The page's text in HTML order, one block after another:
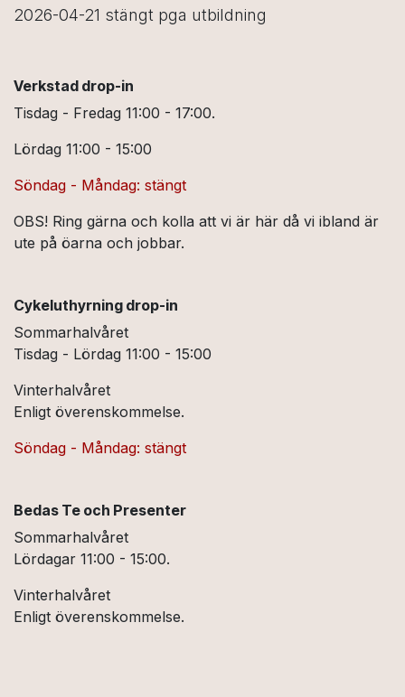
2026-04-21 stängt pga utbildning
Verkstad drop-in
Tisdag - Fredag 11:00 - 17:00.
Lördag 11:00 - 15:00
Söndag - Måndag: stängt
OBS! Ring gärna och kolla att vi är här då vi ibland är
ute på öarna och jobbar.
Cykeluthyrning drop-in
Sommarhalvåret
Tisdag - Lördag 11:00 - 15:00
Vinterhalvåret
Enligt överenskommelse.
Söndag - Måndag: stängt
Bedas Te och Presenter
Sommarhalvåret
Lördagar 11:00 - 15:00.
Vinterhalvåret
Enligt överenskommelse.